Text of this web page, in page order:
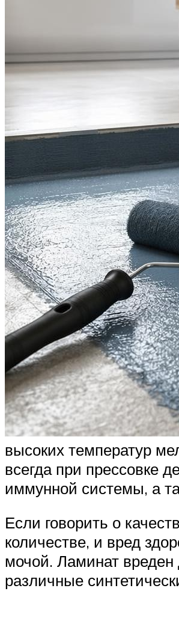
высоких температур
всегда при прессовке
иммунной системы, а
Если говорить о
количестве, и вред
мочой. Ламинат
различные